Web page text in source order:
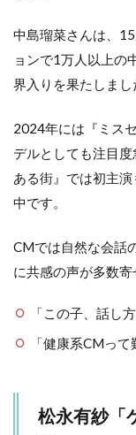
中島瑠菜さんは、
ョンで1万人以上の
界入りを果たしまし
2024年には『ミス
デルとしても注目
ある街』では初主
中です。
CMでは自然な会話
に共感の声が多数寄
「この子、話し
「健康系CMっ
松永有紗「